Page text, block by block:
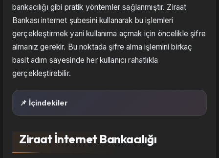
bankacılığı gibi pratik yöntemler sağlanmıştır. Ziraat
Bankası internet şubesini kullanarak bu işlemleri
gerçekleştirmek yani kullanıma açmak için öncelikle şifre
almanız gerekir. Bu noktada şifre alma işlemini birkaç
basit adım sayesinde her kullanıcı rahatlıkla
gerçekleştirebilir.
📌 İçindekiler
Ziraat İnternet Bankacılığı